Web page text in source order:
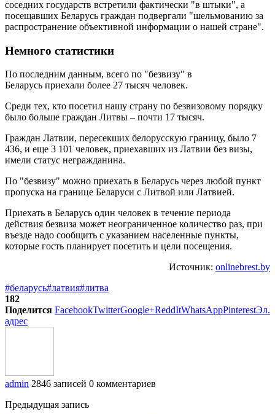
соседних государств встретили фактически "в штыки", а
посещавших Беларусь граждан подвергали "шельмованию за
распространение объективной информации о нашей стране".
Немного статистики
По последним данным, всего по "безвизу" в
Беларусь приехали более 27 тысяч человек.
Среди тех, кто посетил нашу страну по безвизовому порядку
было больше граждан Литвы – почти 17 тысяч.
Граждан Латвии, пересекших белорусскую границу, было 7
436, и еще 3 101 человек, приехавших из Латвии без визы,
имели статус негражданина.
По "безвизу" можно приехать в Беларусь через любой пункт
пропуска на границе Беларуси с Литвой или Латвией.
Приехать в Беларусь один человек в течение периода
действия безвиза может неограниченное количество раз, при
въезде надо сообщить с указанием населенные пункты,
которые гость планирует посетить и цели посещения.
Источник: onlinebrest.by
#беларусь#латвия#литва
182
Поделится FacebookTwitterGoogle+ReddItWhatsAppPinterestЭл.
адрес
admin 2846 записей 0 комментариев
Предыдущая запись